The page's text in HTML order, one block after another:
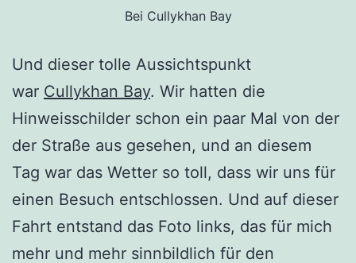
Bei Cullykhan Bay
Und dieser tolle Aussichtspunkt
war Cullykhan Bay. Wir hatten die
Hinweisschilder schon ein paar Mal von der
der Straße aus gesehen, und an diesem
Tag war das Wetter so toll, dass wir uns für
einen Besuch entschlossen. Und auf dieser
Fahrt entstand das Foto links, das für mich
mehr und mehr sinnbildlich für den